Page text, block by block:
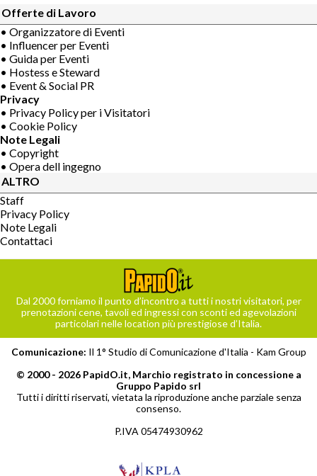
Offerte di Lavoro
• Organizzatore di Eventi
• Influencer per Eventi
• Guida per Eventi
• Hostess e Steward
• Event & Social PR
Privacy
• Privacy Policy per i Visitatori
• Cookie Policy
Note Legali
• Copyright
• Opera dell ingegno
ALTRO
Staff
Privacy Policy
Note Legali
Contattaci
Dal 2000 forniamo il punto d’incontro a tutti i nostri visitatori, per
prenotazioni cene, tavoli ed ingressi con sconti ed agevolazioni
particolari nelle location più prestigiose d’Italia.
Comunicazione: Il 1° Studio di Comunicazione d'Italia - Kam Group
© 2000 - 2026 PapidO.it, Marchio registrato in concessione a
Gruppo Papido srl
Tutti i diritti riservati, vietata la riproduzione anche parziale senza
consenso.
P.IVA 05474930962